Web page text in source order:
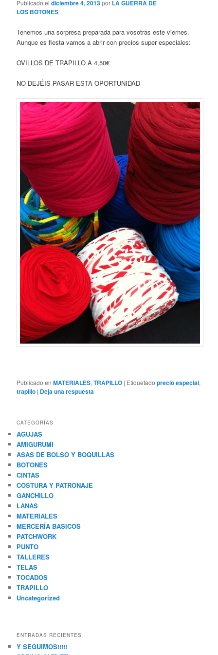
Publicado eldiciembre 4, 2013por LA GUERRA DE
LOS BOTONES
Tenemos una sorpresa preparada para vosotras este viernes.
Aunque es fiesta vamos a abrir con precios super especiales:
OVILLOS DE TRAPILLO A 4,50€
NO DEJÉIS PASAR ESTA OPORTUNIDAD
Publicado en MATERIALES,TRAPILLO | Etiquetado precio especial,
trapillo | Deja una respuesta
CATEGORÍAS
AGUJAS
AMIGURUMI
ASAS DE BOLSO Y BOQUILLAS
BOTONES
CINTAS
COSTURA Y PATRONAJE
GANCHILLO
LANAS
MATERIALES
MERCERÍA BASICOS
PATCHWORK
PUNTO
TALLERES
TELAS
TOCADOS
TRAPILLO
Uncategorized
ENTRADAS RECIENTES
Y SEGUIMOS!!!!!